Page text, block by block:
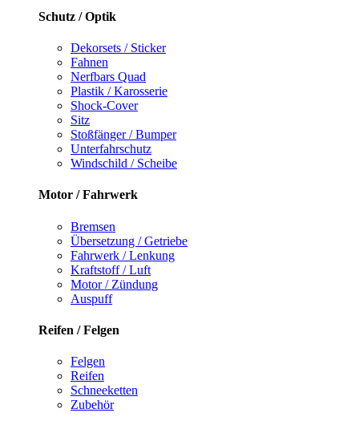
Schutz / Optik
Dekorsets / Sticker
Fahnen
Nerfbars Quad
Plastik / Karosserie
Shock-Cover
Sitz
Stoßfänger / Bumper
Unterfahrschutz
Windschild / Scheibe
Motor / Fahrwerk
Bremsen
Übersetzung / Getriebe
Fahrwerk / Lenkung
Kraftstoff / Luft
Motor / Zündung
Auspuff
Reifen / Felgen
Felgen
Reifen
Schneeketten
Zubehör